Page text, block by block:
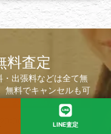
料査定
出張料などは全て無
無料でキャンセルも可
せください。
LINE査定